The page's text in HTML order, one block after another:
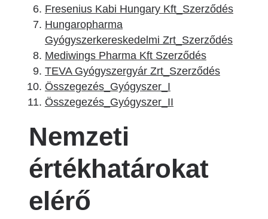
Fresenius Kabi Hungary Kft_Szerződés
Hungaropharma
Gyógyszerkereskedelmi Zrt_Szerződés
Mediwings Pharma Kft Szerződés
TEVA Gyógyszergyár Zrt_Szerződés
Összegezés_Gyógyszer_I
Összegezés_Gyógyszer_II
Nemzeti
értékhatárokat
elérő